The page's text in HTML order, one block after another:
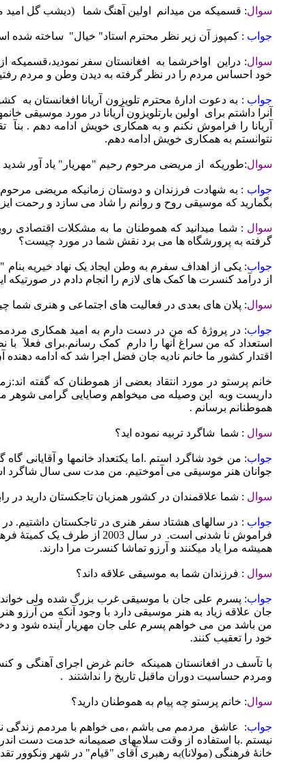
سوال: قسمیکه من میدانم اولین آهنگ شما (دیشب گل امید
جواب : کمپوز آن زیر نظر محترم استاد" خیال" ساخته شده
سوال: دراین اواخرشما به افغانستان سفر نمودید،قسمیکه
خود احساس مردم را در نظر گرفته به دیدن وطن و مردم
جواب : به دعوت ادارۀ محترم تلویزون آریانا افغانستان به
آنرا داشتم برای
اولین بارتلویزون آریانا در مورد موسیقی
آریانا را فراموش نکنم و به همکاری خویش ادامه دهم . بنآ
نتوانستم به همکاری خویش ادامه دهم.
سوال:طوریکه از مریضی مرحوم رحیم "مهریار" یاد آور
جواب : به شهادت فرزندان و دوستان زمانیکه مریضی
بگمارید که موسیقی روح و روانم را شاد می سازد و رحمت
سوال : شما میدانید که هموطنان ما به مشکلات اقتصادی
گرفته به پرورشگاه ها می برد نقش شما در مورد چیست؟
جواب: یکی از اهداف سفرم به وطن ایجاد یک نهاد خیریه بنام
از درآمد کنسرت ها کمک های لازم را انجام دادم در صورتیکه
سوال: پلان های بعدی در فعالیت های اجتماعی و هنری شما
جواب: در پروژۀ که من در دست دارم به امید همکاری
استعداد که من سراغ آنها را دارم
کمک رسانم.برای فعلآ
با
اقتدار کشور ما خانم نادیه جان فضل اجرا شد که ادامه دهنده
خانم پرستو در مورد انتقاد بعضی از هموطنان که گفته
داریست وبه
این وصیله می میخواهم وصایایی گرامی شوهر
هموطنانم برسانم .
سوال : شما شاگرد تربیه نموده اید؟
جواب: من خود شاگرد استم .اما یکتعداد خانمها و آقایانی
جوانان هنر موسیقی می آموختیم. من مدت سی سال شاگرد
سوال : شما علاقمندان در کشور همزبان تاجکستان دارید در
جواب : در سالهای هشتاد سفر هنری در تاجکستان داشتیم. در
فراموش نا شدنی است.
در سال 2003 از طرف
همیشه مرا یاد میکنند و آرزو تماشا کنسرت مرا دارند.
سوال : فرزندان شما به موسیقی علاقه داند؟
جواب: پسرم علی جان با موسیقی غرب بزرگ شده ولی
جان علاقه زیاد به هنر موسیقی دارد با وجود آنکه من آرزو
من باشد من می خواهم پسرم علی جان مهریار آینده شود و
خود را تعقیب کنند.
با تآسف در افغانستان همینکه خانم غرض اجرای آهنگی و
ومردم حساسیت دوران ماقبل تاریخ را نداشتند .
سوال: خانم پرستو چه پیام به هموطنان دارید؟
جواب: عاشق مردمم می باشم ،می خواهم با مردمم زندگی
نیستم .با استفاده از وقت سلامهای صمیمانه خدمت دست
خانۀ فرهنگی (مولانا)به رهبری آقای "قیام" در شهر ونکوور